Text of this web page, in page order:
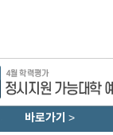
바로가기 >